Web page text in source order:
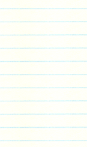
&
» et est
être livré
FMKCTT225